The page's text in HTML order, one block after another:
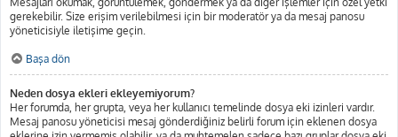
gerekebilir. Size erişim verilebilmesi için bir moderatör ya da mesaj panosu
yöneticisiyle iletişime geçin.
Başa dön
Neden dosya ekleri ekleyemiyorum?
Her forumda, her grupta, veya her kullanıcı temelinde dosya eki izinleri vardır.
Mesaj panosu yöneticisi mesaj gönderdiğiniz belirli forum için eklenen dosya